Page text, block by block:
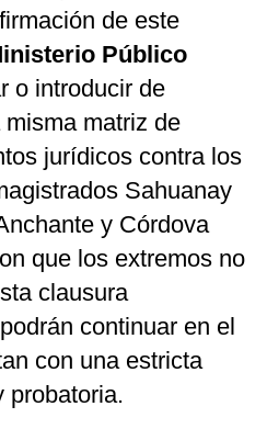
de este
Público
o introducir de
matriz de
jurídicos contra los
Sahuanay
y Córdova
que los extremos no
clausura
continuar en el
con una estricta
probatoria.